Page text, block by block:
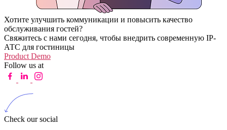
Хотите улучшить коммуникации и повысить качество
обслуживания гостей?
Свяжитесь с нами сегодня, чтобы внедрить современную IP-
АТС для гостиницы
Product Demo
Follow us at
Check our social